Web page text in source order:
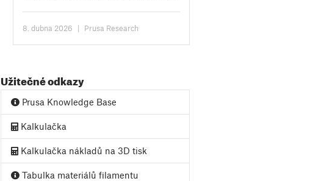
8. dubna 2026 | Prusa Research
Užitečné odkazy
Prusa Knowledge Base
Kalkulačka
Kalkulačka nákladů na 3D tisk
Tabulka materiálů filamentu